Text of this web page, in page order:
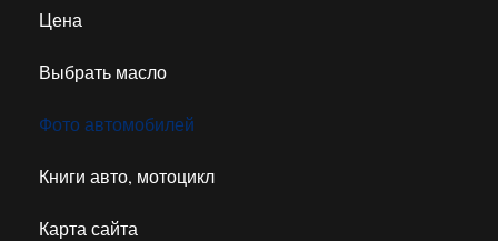
Цена
Выбрать масло
Фото автомобилей
Книги авто, мотоцикл
Карта сайта